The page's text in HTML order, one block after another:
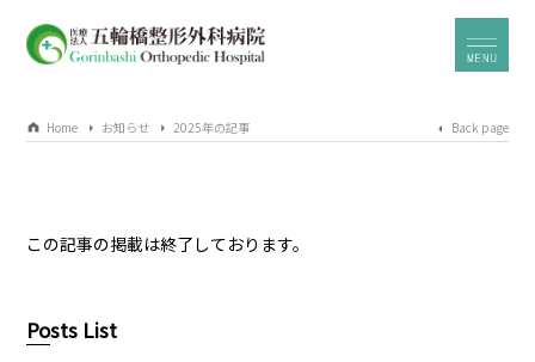
Home お知らせ 2025年の記事 Back page
この記事の掲載は終了しております。
Posts List